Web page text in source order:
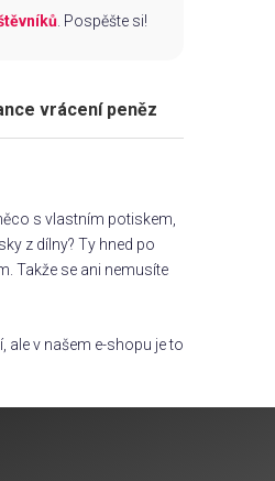
. Pospěšte si!
vrácení peněz
s vlastním potiskem,
z dílny? Ty hned po
Takže se ani nemusíte
ale v našem e-shopu je to